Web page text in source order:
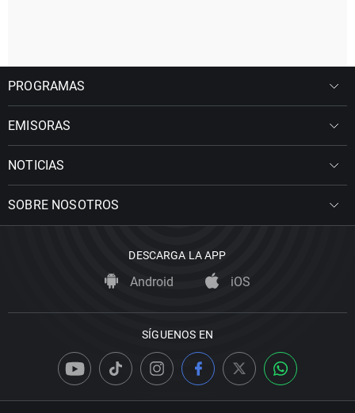
PROGRAMAS
EMISORAS
NOTICIAS
SOBRE NOSOTROS
DESCARGA LA APP
Android iOS
SÍGUENOS EN